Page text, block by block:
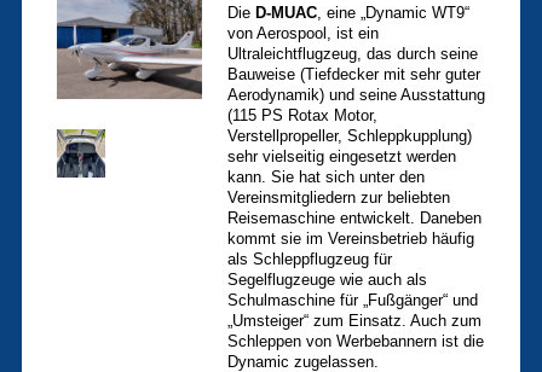
Die D-MUAC, eine „Dynamic WT9“
von Aerospool, ist ein
Ultraleichtflugzeug, das durch seine
Bauweise (Tiefdecker mit sehr guter
Aerodynamik) und seine Ausstattung
(115 PS Rotax Motor,
Verstellpropeller, Schleppkupplung)
sehr vielseitig eingesetzt werden
kann. Sie hat sich unter den
Vereinsmitgliedern zur beliebten
Reisemaschine entwickelt. Daneben
kommt sie im Vereinsbetrieb häufig
als Schleppflugzeug für
Segelflugzeuge wie auch als
Schulmaschine für „Fußgänger“ und
„Umsteiger“ zum Einsatz. Auch zum
Schleppen von Werbebannern ist die
Dynamic zugelassen.